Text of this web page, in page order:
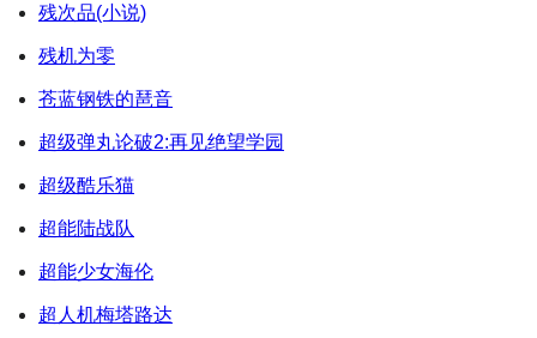
残次品(小说)
残机为零
苍蓝钢铁的琶音
超级弹丸论破2:再见绝望学园
超级酷乐猫
超能陆战队
超能少女海伦
超人机梅塔路达